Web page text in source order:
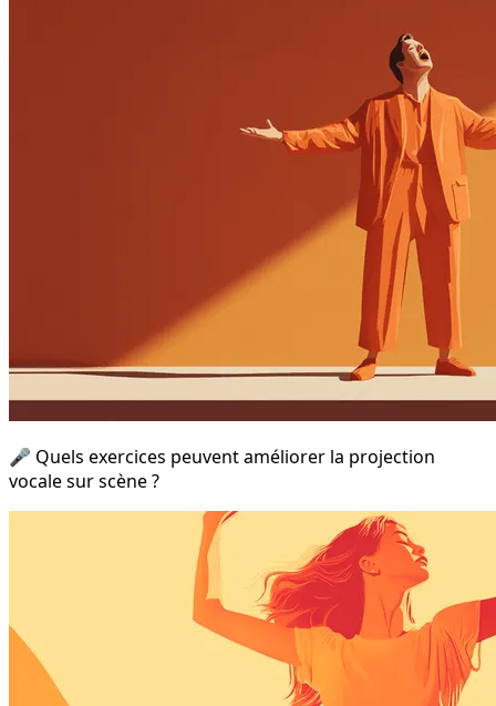
🎤 Quels exercices peuvent améliorer la projection
vocale sur scène ?